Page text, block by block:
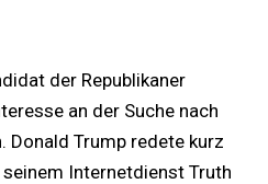
der Republikaner
an der Suche nach
Donald Trump redete kurz
Internetdienst Truth